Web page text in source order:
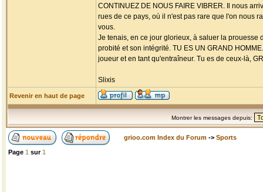
CONTINUEZ DE NOUS FAIRE VIBRER. Il nous
rues de ce pays, où il n'est pas rare que l'on nous
vous.
Je tenais, en ce jour glorieux, à saluer la
probité et son intégrité. TU ES UN GRAND
joueur et en tant qu'entraîneur. Tu es de ceux-là,
Slixis
Revenir en haut de page
Montrer les messages depuis:
grioo.com Index du Forum -> Sports
Page 1 sur1